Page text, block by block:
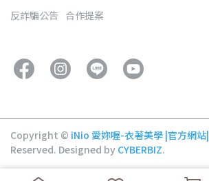
反詐騙公告 合作提案
Copyright © iNio 愛妳喔-衣著美學 |官方網站|
Reserved. Designed by CYBERBIZ.